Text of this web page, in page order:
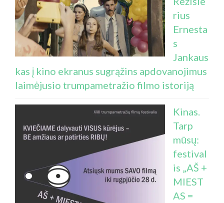
rius
Ernesta
s
Jankaus
kas į kino ekranus sugrąžins apdovanojimus
laimėjusio trumpametražio filmo istoriją
Kinas.
Tarp
mūsų:
festival
is „AŠ +
MIEST
AS =